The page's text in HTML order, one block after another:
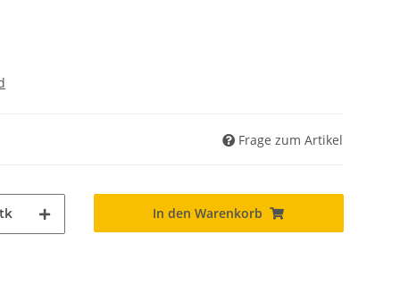
Frage zum Artikel
In den Warenkorb